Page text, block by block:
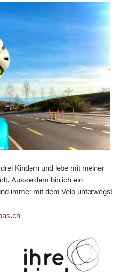
Kindern und lebe mit meiner
Ausserdem bin ich ein
immer mit dem Velo unterwegs!